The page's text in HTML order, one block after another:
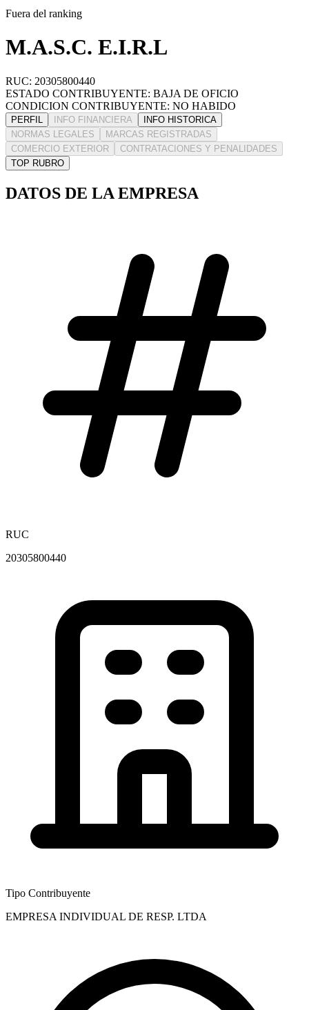
Fuera del ranking
M.A.S.C. E.I.R.L
RUC: 20305800440
ESTADO CONTRIBUYENTE: BAJA DE OFICIO
CONDICION CONTRIBUYENTE: NO HABIDO
PERFIL INFO FINANCIERA
INFO HISTORICA
NORMAS LEGALES
MARCAS REGISTRADAS
COMERCIO EXTERIOR
CONTRATACIONES Y PENALIDADES
TOP RUBRO
DATOS DE LA EMPRESA
RUC
20305800440
Tipo Contribuyente
EMPRESA INDIVIDUAL DE RESP. LTDA